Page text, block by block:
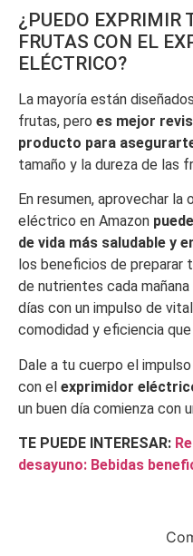
¿PUEDO EXPRIMIR
FRUTAS CON EL
ELÉCTRICO?
La mayoría están
frutas, pero es mejor
producto para
tamaño y la dureza de las
En resumen, aprovechar
eléctrico en Amazon
de vida más saludable y
los beneficios de preparar
de nutrientes cada
días con un impulso de
comodidad y eficiencia
Dale a tu cuerpo el
con el exprimidor
un buen día comienza con
TE PUEDE INTERESAR:
desayuno: Bebidas